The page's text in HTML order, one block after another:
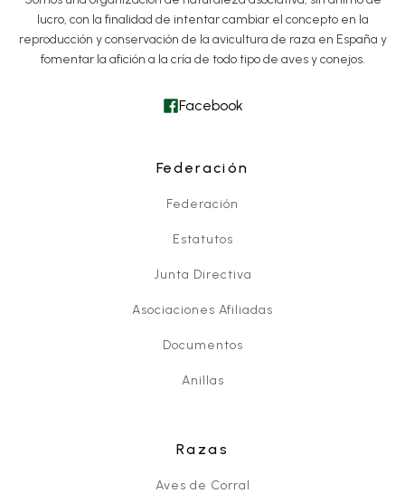
lucro, con la finalidad de intentar cambiar el concepto en la
reproducción y conservación de la avicultura de raza en España y
fomentar la afición a la cría de todo tipo de aves y conejos.
Facebook
Federación
Federación
Estatutos
Junta Directiva
Asociaciones Afiliadas
Documentos
Anillas
Razas
Aves de Corral